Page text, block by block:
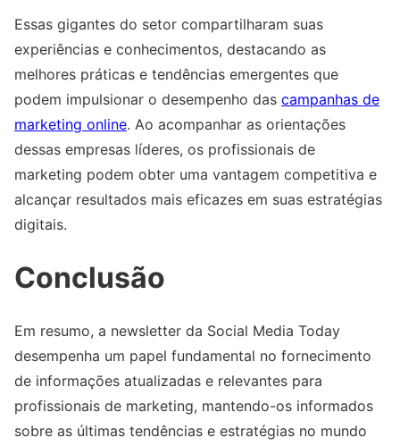
Essas gigantes do setor compartilharam suas
experiências e conhecimentos, destacando as
melhores práticas e tendências emergentes que
podem impulsionar o desempenho das campanhas de
marketing online. Ao acompanhar as orientações
dessas empresas líderes, os profissionais de
marketing podem obter uma vantagem competitiva e
alcançar resultados mais eficazes em suas estratégias
digitais.
Conclusão
Em resumo, a newsletter da Social Media Today
desempenha um papel fundamental no fornecimento
de informações atualizadas e relevantes para
profissionais de marketing, mantendo-os informados
sobre as últimas tendências e estratégias no mundo